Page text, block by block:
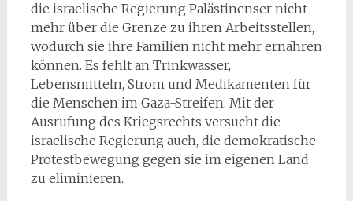
die israelische Regierung Palästinenser nicht
mehr über die Grenze zu ihren Arbeitsstellen,
wodurch sie ihre Familien nicht mehr ernähren
können. Es fehlt an Trinkwasser,
Lebensmitteln, Strom und Medikamenten für
die Menschen im Gaza-Streifen. Mit der
Ausrufung des Kriegsrechts versucht die
israelische Regierung auch, die demokratische
Protestbewegung gegen sie im eigenen Land
zu eliminieren.